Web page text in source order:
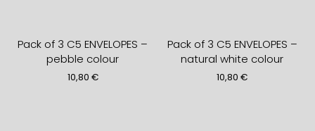
Pack of 3 C5 ENVELOPES –
pebble colour
10,80 €
Pack of 3 C5 ENVELOPES –
natural white colour
10,80€